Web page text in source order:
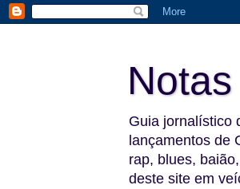
Guia jornalístico
lançamentos de
rap, blues,
deste site em